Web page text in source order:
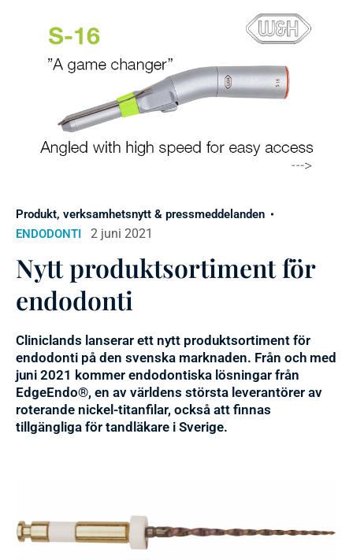
Produkt, verksamhetsnytt & pressmeddelanden
ENDODONTI
2 juni 2021
Nytt produktsortiment för
endodonti
Cliniclands lanserar ett nytt produktsortiment för
endodonti på den svenska marknaden. Från och med
juni 2021 kommer endodontiska lösningar från
EdgeEndo®, en av världens största leverantörer av
roterande nickel-titanfilar, också att finnas
tillgängliga för tandläkare i Sverige.